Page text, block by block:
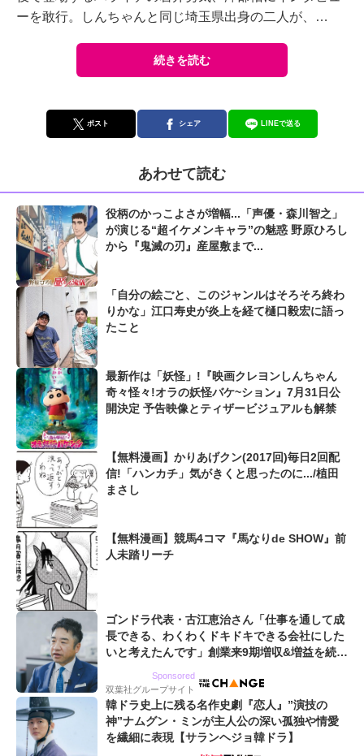
ーを敢行。しんちゃんと同じ埼玉県出身の二人が、…
続きを読む
ポスト シェア LINEで送る
あわせて読む
役柄のかっこよさが増幅...「声優・森川智之」
が演じる“超イケメンキャラ”の魅惑 野原ひろし
から『鬼滅の刃』産屋敷まで...
「自分の絵ごと、このジャンルはそろそろ終わ
りかな」江口寿史が炎上を経て樋口毅宏に語っ
たこと
最新作は「妖怪」!『映画クレヨンしんちゃん
奇々怪々!オラの妖怪バケ~ション』7月31日公
開決定 予告映像とティザービジュアルも解禁
【無料漫画】かりあげクン(2017回)毎日2回配
信!「ハンカチ」気がきくと思ったのに.../植田
まさし
【無料漫画】競馬4コマ『馬なりde SHOW』前
人未踏リーチ
ゴンドラ代表・古江恵治さん「仕事を通して成
長できる、わくわくドキドキできる会社にした
いと考えたんです」創業来9期増収&増益を続け
Sponsored
双葉社グループサイト
韓ドラ史上に残る名作史劇『恋人』”演技の
神”ナムグン・ミンが主人公の深い孤独や情愛
を繊細に表現【サランヘジョ韓ドラ】